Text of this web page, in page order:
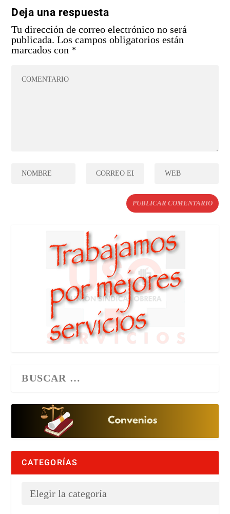
Deja una respuesta
Tu dirección de correo electrónico no será
publicada. Los campos obligatorios están
marcados con *
CATEGORÍAS